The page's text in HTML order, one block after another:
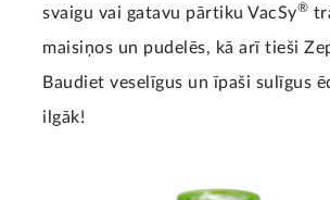
svaigu vai gatavu pārtiku VacSy®
maisiņos un pudelēs, kā arī tieši
Baudiet veselīgus un īpaši sulīgus
ilgāk!